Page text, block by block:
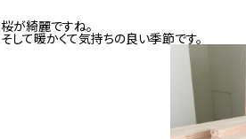
桜が綺麗ですね。
そして暖かくて気持ちの良い季節です。